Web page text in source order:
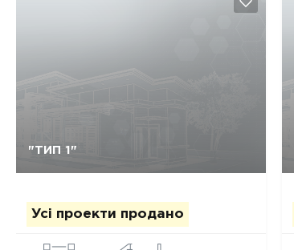
"ТИП 1"
Усі проекти продано